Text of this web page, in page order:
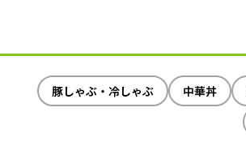
豚しゃぶ・冷しゃぶ 中華丼